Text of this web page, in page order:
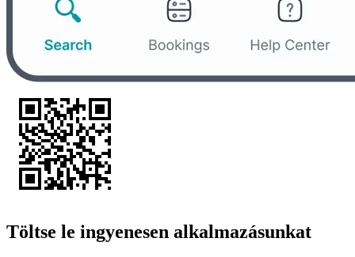
Töltse le ingyenesen alkalmazásunkat